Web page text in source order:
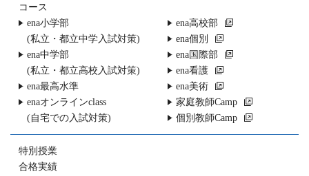
コース
ena小学部
(私立・都立中学入試対策)
ena中学部
(私立・都立高校入試対策)
ena最高水準
enaオンラインclass
(自宅での入試対策)
ena高校部
ena個別
ena国際部
ena看護
ena美術
家庭教師Camp
個別教師Camp
特別授業
合格実績